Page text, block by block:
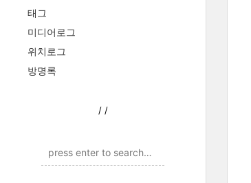
태그
미디어로그
위치로그
방명록
/ /